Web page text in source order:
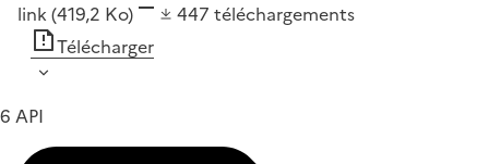
link (419,2 Ko) 447 téléchargements
Télécharger
6 API